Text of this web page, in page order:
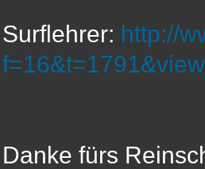
Surflehrer: http://
Danke fürs